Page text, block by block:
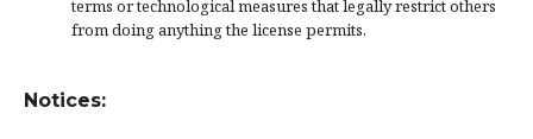
terms ortechnological measuresthat legally restrict others
from doing anything the license permits.
Notices: